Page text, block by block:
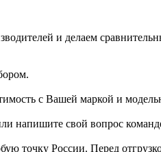
и делаем
с Вашей маркой и
напишите свой вопрос
точку России. Перед